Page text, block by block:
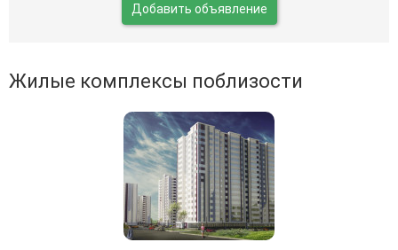
Добавить объявление
Жилые комплексы поблизости